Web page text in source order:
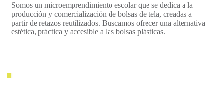
Somos un microemprendimiento escolar que se dedica a la
producción y comercialización de bolsas de tela, creadas a
partir de retazos reutilizados. Buscamos ofrecer una alternativa
estética, práctica y accesible a las bolsas plásticas.